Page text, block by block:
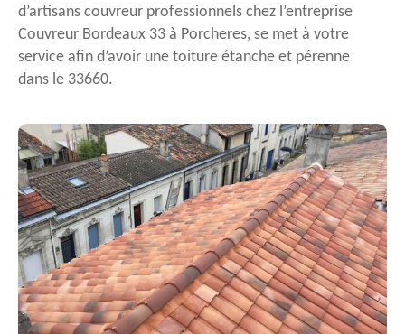
d’artisans couvreur professionnels chez l’entreprise
Couvreur Bordeaux 33 à Porcheres, se met à votre
service afin d’avoir une toiture étanche et pérenne
dans le 33660.